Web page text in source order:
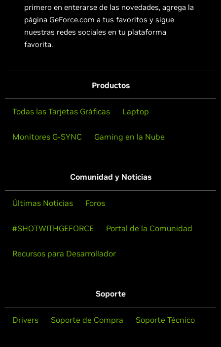
primero en enterarse de las novedades, agrega la
página GeForce.com a tus favoritos y sigue
nuestras redes sociales en tu plataforma
favorita.
Productos
Todas las Tarjetas Gráficas Laptop
Monitores G-SYNC Gaming en la Nube
Comunidad y Noticias
Últimas Noticias Foros
#SHOTWITHGEFORCE Portal de la Comunidad
Recursos para Desarrollador
Soporte
Drivers Soporte de Compra Soporte Técnico